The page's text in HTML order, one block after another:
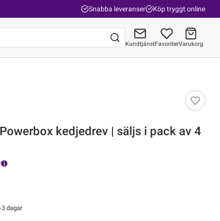
Snabba leveranser Köp tryggt online
KundtjänstFavoriterVarukorg
kedjedrev | säljs i pack av 4
dagar